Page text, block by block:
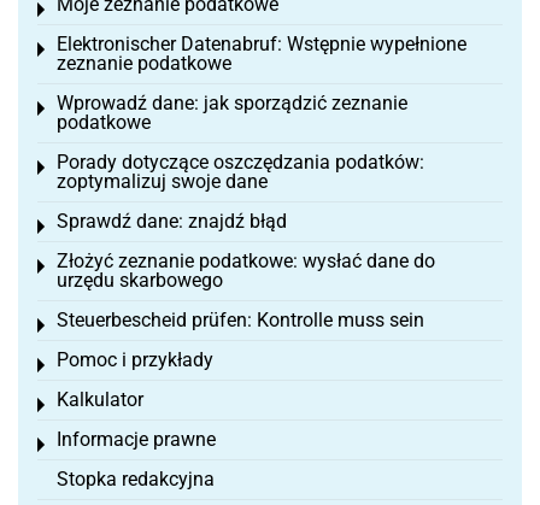
Toggle menu
Elektronischer Datenabruf: Wstępnie wypełnione
zeznanie podatkowe
Toggle menu
Wprowadź dane: jak sporządzić zeznanie
podatkowe
Toggle menu
Porady dotyczące oszczędzania podatków:
zoptymalizuj swoje dane
Toggle menu
Sprawdź dane: znajdź błąd
Toggle menu
Złożyć zeznanie podatkowe: wysłać dane do
urzędu skarbowego
Toggle menu
Steuerbescheid prüfen: Kontrolle muss sein
Toggle menu
Pomoc i przykłady
Toggle menu
Kalkulator
Toggle menu
Informacje prawne
Toggle menu
Stopka redakcyjna